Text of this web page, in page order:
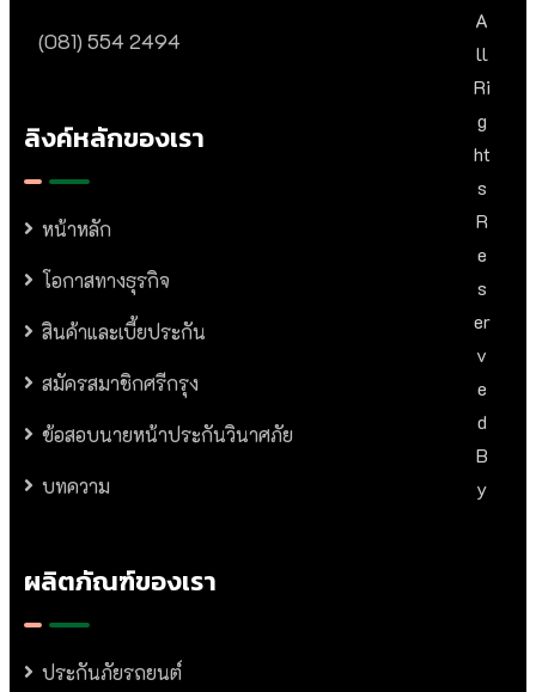
(081) 554 2494​
ลิงค์หลักของเรา
หน้าหลัก
โอกาสทางธุรกิจ
สินค้าและเบี้ยประกัน
สมัครสมาชิกศรีกรุง
ข้อสอบนายหน้าประกันวินาศภัย
บทความ
ผลิตภัณฑ์ของเรา
ประกันภัยรถยนต์
A
Ll
Ri
G
Ht
S
R
E
S
Er
V
E
D
B
Y